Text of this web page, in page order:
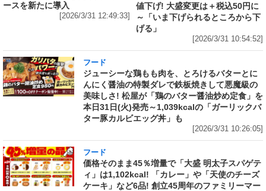
ースを新たに導入
[2026/3/31 12:49:33]
値下げ! 大盛変更は＋税込50円に
～「いま下げられるところから下
げる」
[2026/3/31 10:54:52]
フード
ジューシーな鶏もも肉を、とろけるバターとに
んにく醤油の特製ダレで鉄板焼きして悪魔級の
美味しさ! 松屋が「鶏のバター醤油炒め定食」を
本日31日(火)発売～1,039kcalの「ガーリックバ
ター豚カルビエッグ丼」も
[2026/3/31 10:26:05]
フード
価格そのまま45％増量で「大盛 明太子スパゲテ
ィ」は1,102kcal! 「カレー」や「天使のチーズ
ケーキ」など6品! 創立45周年のファミリーマー